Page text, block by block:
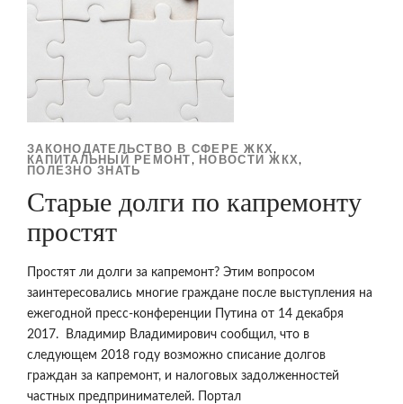
ЗАКОНОДАТЕЛЬСТВО В СФЕРЕ ЖКХ,
КАПИТАЛЬНЫЙ РЕМОНТ, НОВОСТИ ЖКХ,
ПОЛЕЗНО ЗНАТЬ
Старые долги по капремонту
простят
Простят ли долги за капремонт? Этим вопросом
заинтересовались многие граждане после выступления на
ежегодной пресс-конференции Путина от 14 декабря
2017. Владимир Владимирович сообщил, что в
следующем 2018 году возможно списание долгов
граждан за капремонт, и налоговых задолженностей
частных предпринимателей. Портал